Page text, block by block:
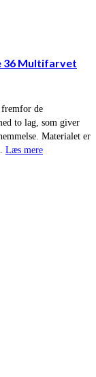
36 Multifarvet
fremfor de
to lag, som giver
Materialet er
Læs mere